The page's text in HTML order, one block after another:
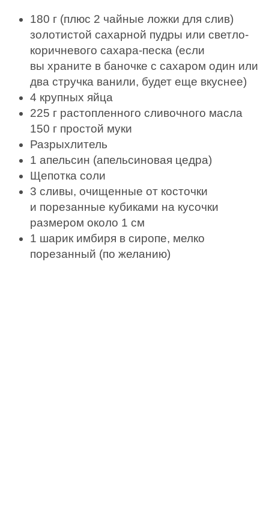
180 г (плюс 2 чайные ложки для слив)
золотистой сахарной пудры или светло-
коричневого сахара-песка (если
вы храните в баночке с сахаром один или
два стручка ванили, будет еще вкуснее)
4 крупных яйца
225 г растопленного сливочного масла
150 г простой муки
Разрыхлитель
1 апельсин (апельсиновая цедра)
Щепотка соли
3 сливы, очищенные от косточки
и порезанные кубиками на кусочки
размером около 1 см
1 шарик имбиря в сиропе, мелко
порезанный (по желанию)